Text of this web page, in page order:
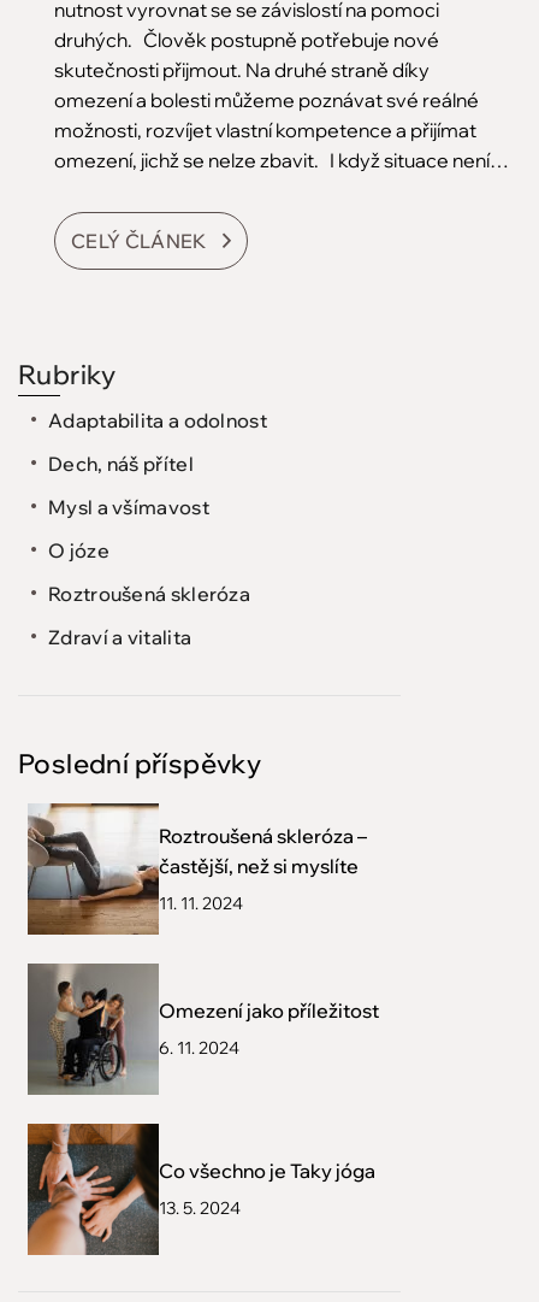
nutnost vyrovnat se se závislostí na pomoci
druhých. Člověk postupně potřebuje nové
skutečnosti přijmout. Na druhé straně díky
omezení a bolesti můžeme poznávat své reálné
možnosti, rozvíjet vlastní kompetence a přijímat
omezení, jichž se nelze zbavit. I když situace není…
CELÝ ČLÁNEK
Rubriky
Adaptabilita a odolnost
Dech, náš přítel
Mysl a všímavost
O józe
Roztroušená skleróza
Zdraví a vitalita
Poslední příspěvky
Roztroušená skleróza –
častější, než si myslíte
11. 11. 2024
Omezení jako příležitost
6. 11. 2024
Co všechno je Taky jóga
13. 5. 2024